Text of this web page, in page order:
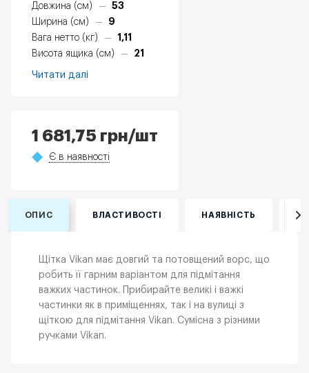
Довжина (см)
—
53
Ширина (см)
—
9
Вага нетто (кг)
—
1,11
Висота ящика (см)
— 21
Читати далі
1 681,75 грн/шт
Є в наявності
ОПИС ВЛАСТИВОСТІ НАЯВНІСТЬ
Щітка Vikan має довгий та потовщений ворс, що
робить її гарним варіантом для підмітання
важких частинок. Прибирайте великі і важкі
частинки як в приміщеннях, так і на вулиці з
щіткою для підмітання Vikan. Сумісна з різними
ручками Vikan.